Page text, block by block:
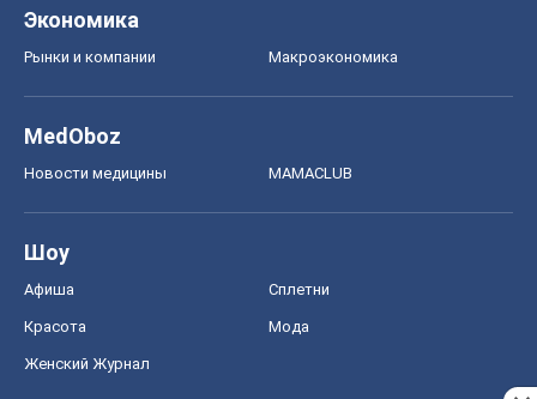
Экономика
Рынки и компании Mакроэкономика
MedOboz
Новости медицины MAMACLUB
Шоу
Афиша Сплетни
Красота Мода
Женский Журнал